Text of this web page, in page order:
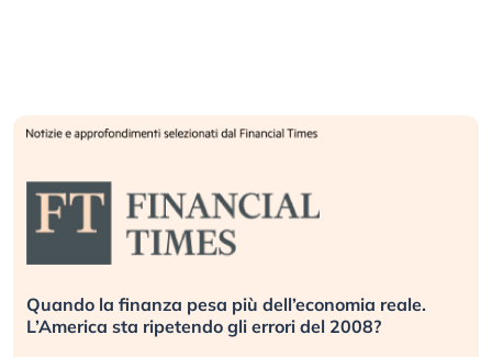
Quando la finanza pesa più dell’economia reale.
L’America sta ripetendo gli errori del 2008?